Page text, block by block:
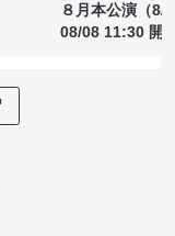
８月本公演（8/
08/08 11:30 開